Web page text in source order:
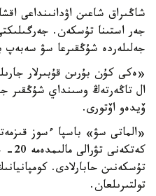
شاڭىراق شاعىن اۋدانىنداعى
جەر استىنا تۇسكەن.
جەلىلەردە شۇڭقىرعا سۋ سەبەپ
«ەكى كۇن بۇرىن قۇبىرلار
ال تاڭەرتەڭ وسىنداي
ۆيدەو اۆتورى.
«الماتى سۋ» باسپا ءسوز
تۇسكەنىن حابارلادى.
تولتىرىلعان.